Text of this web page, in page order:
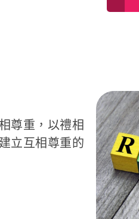
尊重，以禮相
立互相尊重的